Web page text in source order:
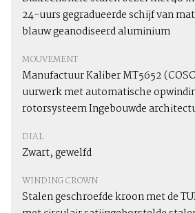
24-uurs gegradueerde schijf van
blauw geanodiseerd aluminium
MOUVEMENT
Manufactuur Kaliber MT5652
uurwerk met automatische
rotorsysteem Ingebouwde
DIAL
Zwart, gewelfd
WINDING CROWN
Stalen geschroefde kroon met de